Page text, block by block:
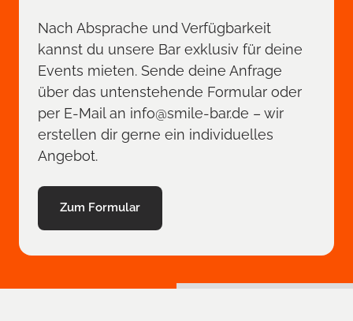
Nach Absprache und Verfügbarkeit
kannst du unsere Bar exklusiv für deine
Events mieten. Sende deine Anfrage
über das untenstehende Formular oder
per E-Mail an info@smile-bar.de – wir
erstellen dir gerne ein individuelles
Angebot.
Zum Formular